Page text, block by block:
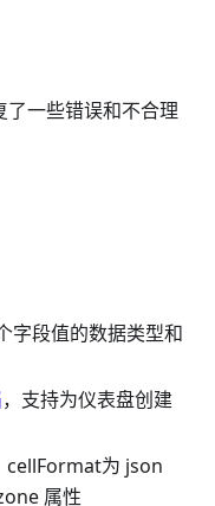
一些错误和不合理
字段值的数据类型和
，支持为仪表盘创建
cellFormat为 json
属性